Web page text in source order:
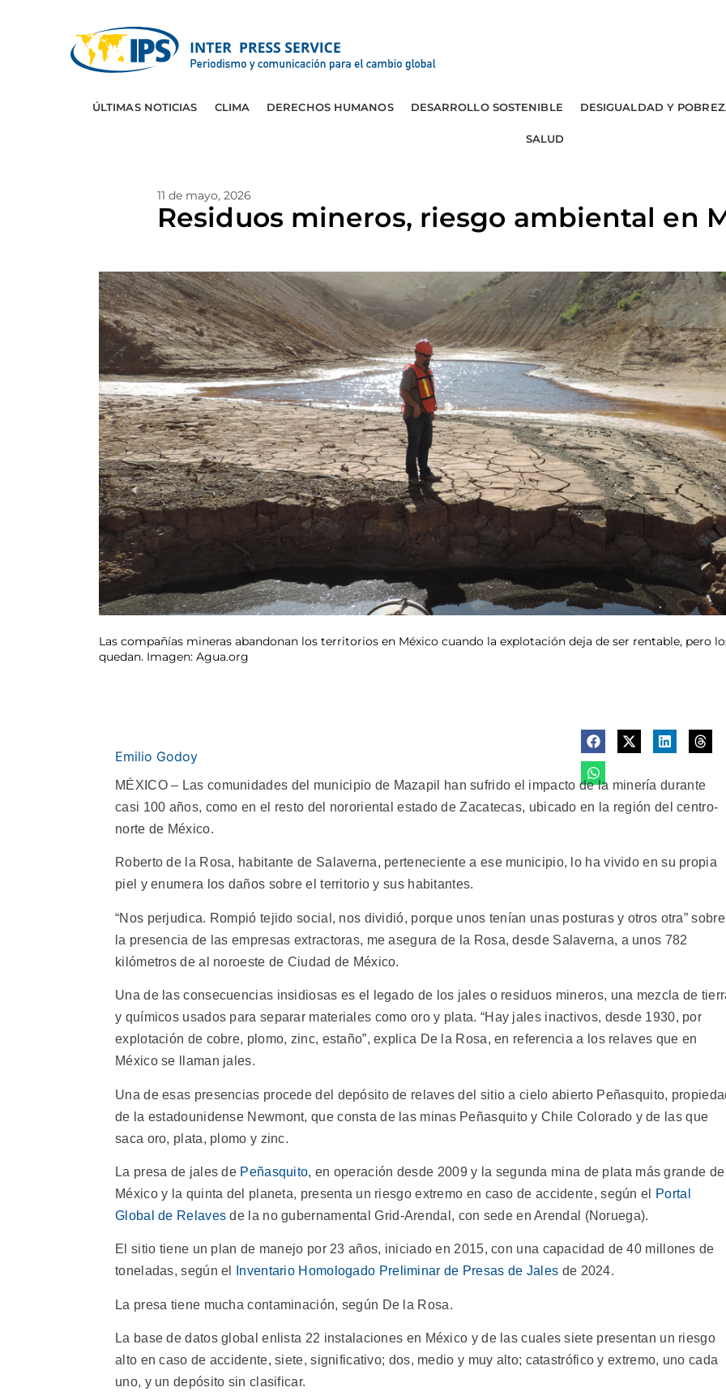
ÚLTIMAS NOTICIAS CLIMA DERECHOS HUMANOS DESARROLLO SOSTENIBLE DESIGUALDAD Y
SALUD
11 de mayo, 2026
Residuos mineros, riesgo ambiental en
Las compañías mineras abandonan los territorios en México cuando la explotación deja de ser rentable, pero
quedan. Imagen: Agua.org
Emilio Godoy
MÉXICO – Las comunidades del municipio de Mazapil han sufrido el impacto de la minería durante
casi 100 años, como en el resto del nororiental estado de Zacatecas, ubicado en la región del centro-
norte de México.
Roberto de la Rosa, habitante de Salaverna, perteneciente a ese municipio, lo ha vivido en su propia
piel y enumera los daños sobre el territorio y sus habitantes.
“Nos perjudica. Rompió tejido social, nos dividió, porque unos tenían unas posturas y otros otra” sobre
la presencia de las empresas extractoras, me asegura de la Rosa, desde Salaverna, a unos 782
kilómetros de al noroeste de Ciudad de México.
Una de las consecuencias insidiosas es el legado de los jales o residuos mineros, una mezcla de
y químicos usados para separar materiales como oro y plata. “Hay jales inactivos, desde 1930, por
explotación de cobre, plomo, zinc, estaño”, explica De la Rosa, en referencia a los relaves que en
México se llaman jales.
Una de esas presencias procede del depósito de relaves del sitio a cielo abierto Peñasquito,
de la estadounidense Newmont, que consta de las minas Peñasquito y Chile Colorado y de las que
saca oro, plata, plomo y zinc.
La presa de jales de Peñasquito, en operación desde 2009 y la segunda mina de plata más grande de
México y la quinta del planeta, presenta un riesgo extremo en caso de accidente, según el
Portal
Global de Relaves de la no gubernamental Grid-Arendal, con sede en Arendal (Noruega).
El sitio tiene un plan de manejo por 23 años, iniciado en 2015, con una capacidad de 40 millones de
toneladas, según el
Inventario Homologado Preliminar de Presas de Jales de 2024.
La presa tiene mucha contaminación, según De la Rosa.
La base de datos global enlista 22 instalaciones en México y de las cuales siete presentan un riesgo
alto en caso de accidente, siete, significativo; dos, medio y muy alto; catastrófico y extremo, uno cada
uno, y un depósito sin clasificar.